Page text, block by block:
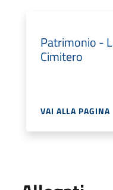
Patrimonio -
Cimitero
VAI ALLA PAGINA